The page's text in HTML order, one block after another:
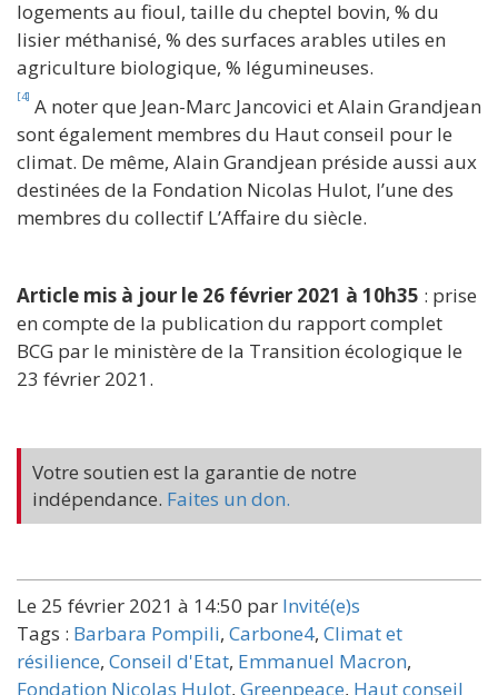
logements au fioul, taille du cheptel bovin, % du
lisier méthanisé, % des surfaces arables utiles en
agriculture biologique, % légumineuses.
[4] A noter que Jean-Marc Jancovici et Alain Grandjean
sont également membres du Haut conseil pour le
climat. De même, Alain Grandjean préside aussi aux
destinées de la Fondation Nicolas Hulot, l’une des
membres du collectif L’Affaire du siècle.
Article mis à jour le 26 février 2021 à 10h35 : prise
en compte de la publication du rapport complet
BCG par le ministère de la Transition écologique le
23 février 2021.
Votre soutien est la garantie de notre
indépendance. Faites un don.
Le 25 février 2021 à 14:50 par Invité(e)s
Tags : Barbara Pompili, Carbone4, Climat et
résilience, Conseil d'Etat, Emmanuel Macron,
Fondation Nicolas Hulot, Greenpeace, Haut conseil